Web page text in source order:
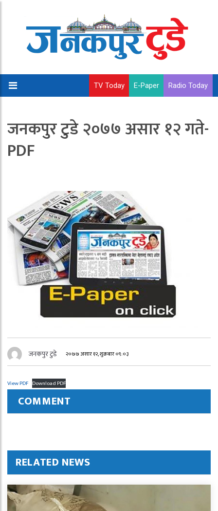
TV Today E-Paper Radio Today
जनकपुर टुडे २०७७ असार १२ गते-
PDF
जनकपुर टुडे २०७७ असार १२, शुक्रबार ०९:०३
View PDF Download PDF
COMMENT
RELATED NEWS